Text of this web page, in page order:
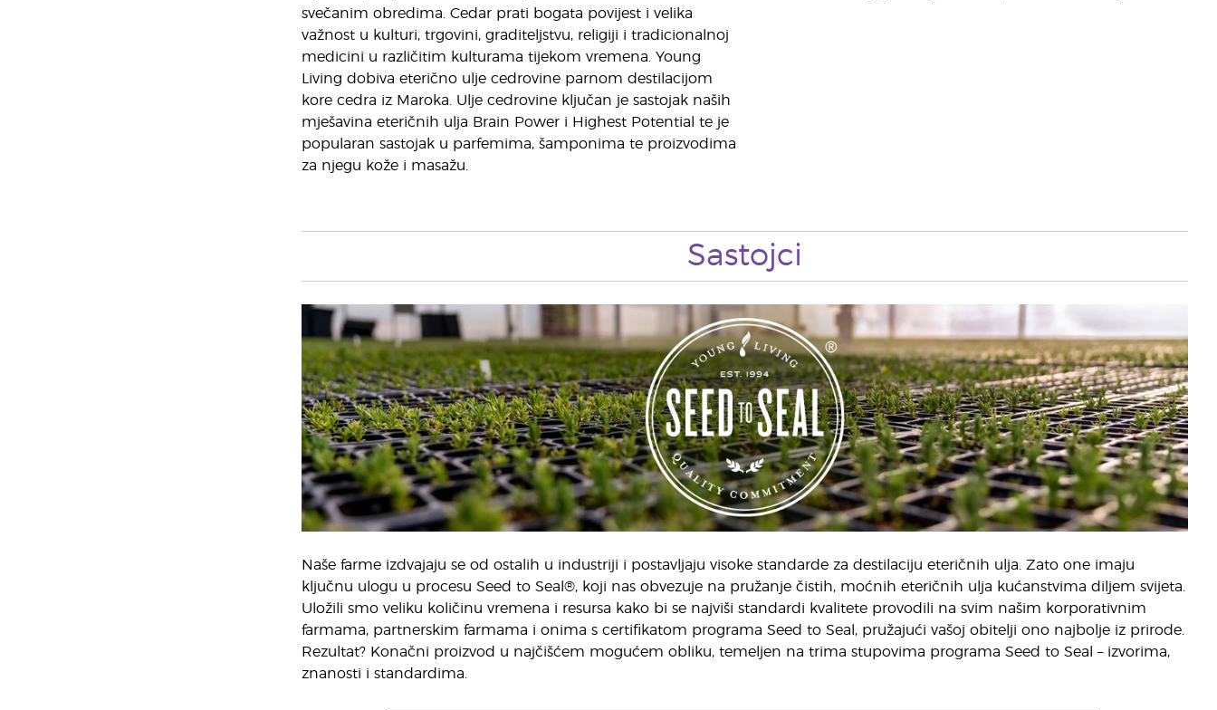
svečanim obredima. Cedar prati bogata povijest i velika
važnost u kulturi, trgovini, graditeljstvu, religiji i tradicionalnoj
medicini u različitim kulturama tijekom vremena. Young
Living dobiva eterično ulje cedrovine parnom destilacijom
kore cedra iz Maroka. Ulje cedrovine ključan je sastojak naših
mješavina eteričnih ulja Brain Power i Highest Potential te je
popularan sastojak u parfemima, šamponima te proizvodima
za njegu kože i masažu.
Sastojci
Naše farme izdvajaju se od ostalih u industriji i postavljaju visoke standarde za destilaciju eteričnih ulja. Zato one imaju
ključnu ulogu u procesu Seed to Seal®, koji nas obvezuje na pružanje čistih, moćnih eteričnih ulja kućanstvima diljem svijeta.
Uložili smo veliku količinu vremena i resursa kako bi se najviši standardi kvalitete provodili na svim našim korporativnim
farmama, partnerskim farmama i onima s certifikatom programa Seed to Seal, pružajući vašoj obitelji ono najbolje iz prirode.
Rezultat? Konačni proizvod u najčišćem mogućem obliku, temeljen na trima stupovima programa Seed to Seal – izvorima,
znanosti i standardima.